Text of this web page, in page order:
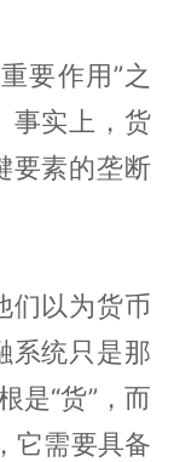
要作用”之
事实上，货
要素的垄断
们以为货币
系统只是那
是“货”，而
它需要具备